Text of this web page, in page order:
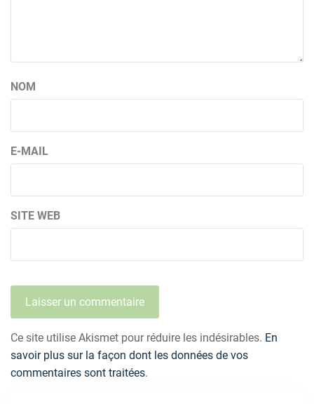
NOM
E-MAIL
SITE WEB
Ce site utilise Akismet pour réduire les indésirables. En
savoir plus sur la façon dont les données de vos
commentaires sont traitées.